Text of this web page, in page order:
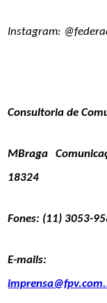
Instagram:
Consultoria de
MBraga
18324
Fones: (11) 3053-
E-mails: